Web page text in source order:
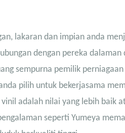
lakaran dan impian anda
dengan pereka dalaman
sempurna pemilik
pilih untuk bekerjasama
adalah nilai yang lebih baik
seperti Yumeya